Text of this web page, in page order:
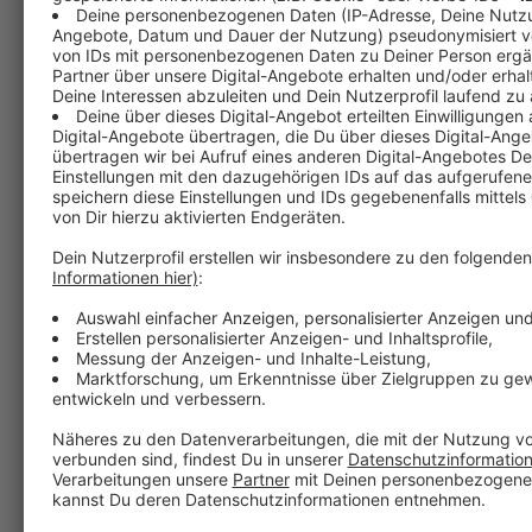
Immer um 8.08 Uhr. Ihr habt einen
Vereinsfest bekanntgeben? Kein
Ruf uns gerne direkt auf unserer
erläutere kurz, wie du die
Nachfrage nach der "geschenkten
und Wünsche erfüllen. Wir geben
Anzeige
Anzeige